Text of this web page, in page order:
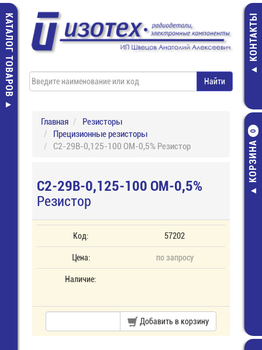
КАТАЛОГ ТОВАРОВ КОНТАКТЫ
КОРЗИНА
0
Главная
Резисторы
Прецизионные резисторы
С2-29В-0,125-100 ОМ-0,5% Резистор
С2-29В-0,125-100 ОМ-0,5%
Резистор
Код: 57202
Цена: по запросу
Наличие:
Добавить в корзину